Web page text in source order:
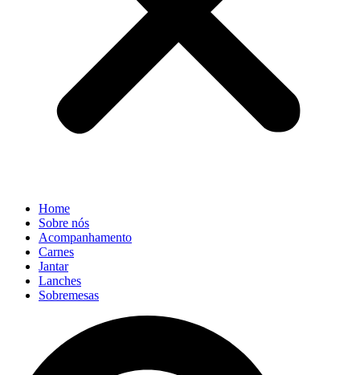
Home
Sobre nós
Acompanhamento
Carnes
Jantar
Lanches
Sobremesas